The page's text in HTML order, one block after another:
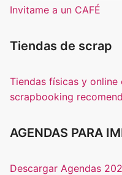
Invitame a un CAFÉ
Tiendas de scrap
Tiendas físicas y
scrapbooking
AGENDAS PARA
Descargar Agendas